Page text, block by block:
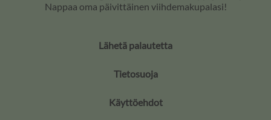
Nappaa oma päivittäinen viihdemakupalasi!
Lähetä palautetta
Tietosuoja
Käyttöehdot